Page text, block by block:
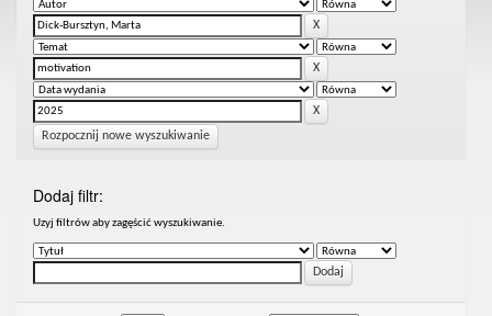
Rozpocznij nowe wyszukiwanie
Dodaj filtr:
Uzyj filtrów aby zagęścić wyszukiwanie.